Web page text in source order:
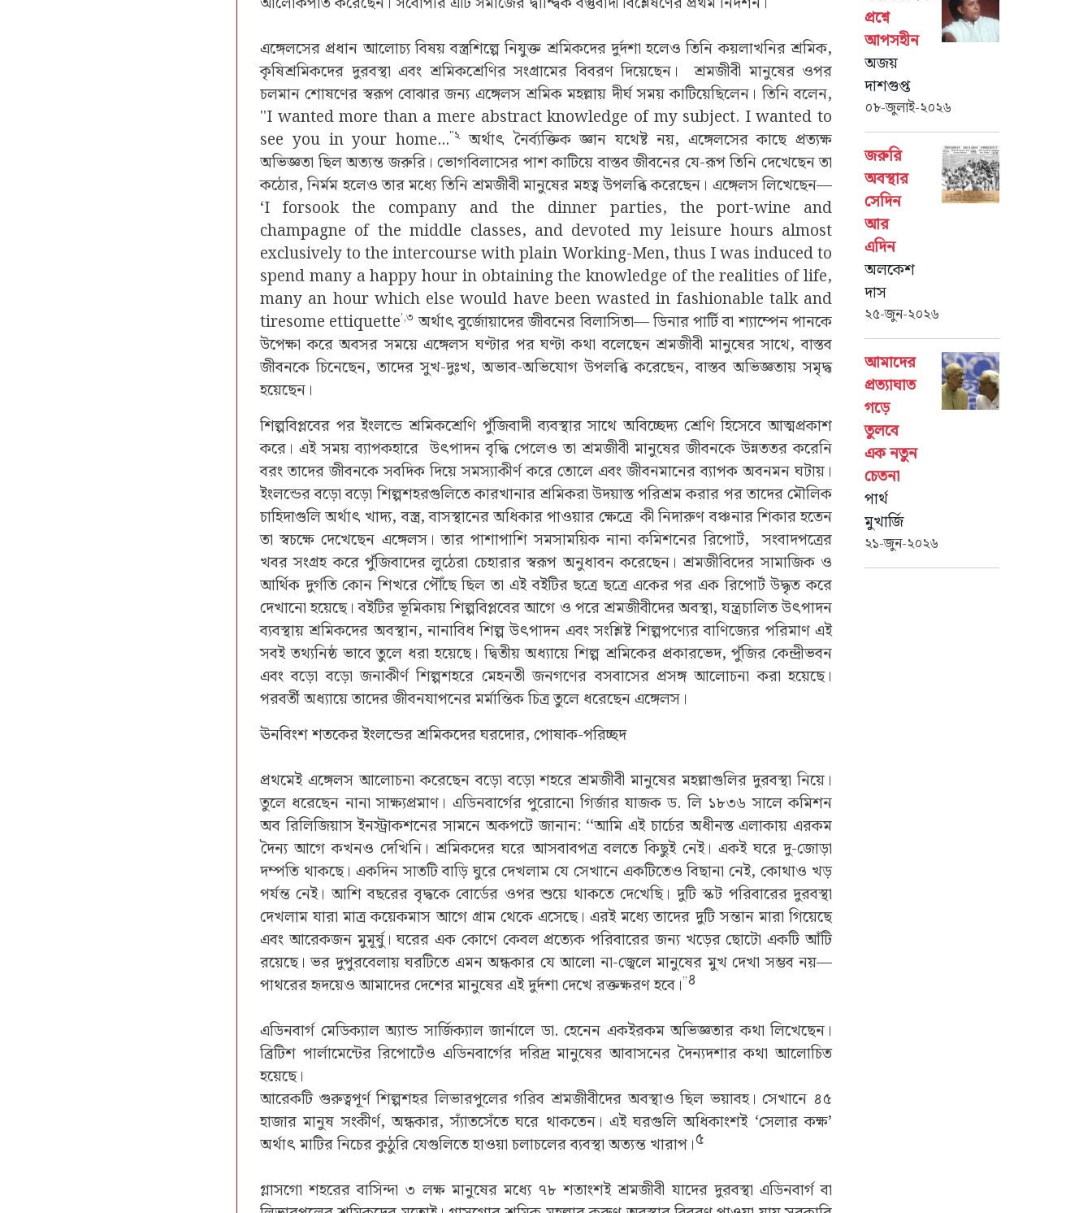
এঙ্গেলসের প্রধান আলোচ্য বিষয় বস্ত্রশিল্পে নিযুক্ত শ্রমিকদের দুর্দশা হলেও তিনি কয়লাখনির শ্রমিক,
কৃষিশ্রমিকদের দুরবস্থা এবং শ্রমিকশ্রেণির সংগ্রামের বিবরণ দিয়েছেন। শ্রমজীবী মানুষের ওপর
চলমান শোষণের স্বরূপ বোঝার জন্য এঙ্গেলস শ্রমিক মহল্লায় দীর্ঘ সময় কাটিয়েছিলেন। তিনি বলেন,
''I wanted more than a mere abstract knowledge of my subject. I wanted to
see you in your home..."২অর্থাৎ নৈর্ব্যক্তিক জ্ঞান যথেষ্ট নয়, এঙ্গেলসের কাছে প্রত্যক্ষ
অভিজ্ঞতা ছিল অত্যন্ত জরুরি। ভোগবিলাসের পাশ কাটিয়ে বাস্তব জীবনের যে-রূপ তিনি দেখেছেন তা
কঠোর, নির্মম হলেও তার মধ্যে তিনি শ্রমজীবী মানুষের মহত্ব উপলব্ধি করেছেন। এঙ্গেলস লিখেছেন—
‘I forsook the company and the dinner parties, the port-wine and
champagne of the middle classes, and devoted my leisure hours almost
exclusively to the intercourse with plain Working-Men, thus I was induced to
spend many a happy hour in obtaining the knowledge of the realities of life,
many an hour which else would have been wasted in fashionable talk and
tiresome ettiquette’,৩ অর্থাৎ বুর্জোয়াদের জীবনের বিলাসিতা— ডিনার পার্টি বা শ্যাম্পেন পানকে
উপেক্ষা করে অবসর সময়ে এঙ্গেলস ঘণ্টার পর ঘণ্টা কথা বলেছেন শ্রমজীবী মানুষের সাথে, বাস্তব
জীবনকে চিনেছেন, তাদের সুখ-দুঃখ, অভাব-অভিযোগ উপলব্ধি করেছেন, বাস্তব অভিজ্ঞতায় সমৃদ্ধ
হয়েছেন।
শিল্পবিপ্লবের পর ইংলন্ডে শ্রমিকশ্রেণি পুঁজিবাদী ব্যবস্থার সাথে অবিচ্ছেদ্য শ্রেণি হিসেবে আত্মপ্রকাশ
করে। এই সময় ব্যাপকহারে উৎপাদন বৃদ্ধি পেলেও তা শ্রমজীবী মানুষের জীবনকে উন্নততর করেনি
বরং তাদের জীবনকে সবদিক দিয়ে সমস্যাকীর্ণ করে তোলে এবং জীবনমানের ব্যাপক অবনমন ঘটায়।
ইংলন্ডের বড়ো বড়ো শিল্পশহরগুলিতে কারখানার শ্রমিকরা উদয়াস্ত পরিশ্রম করার পর তাদের মৌলিক
চাহিদাগুলি অর্থাৎ খাদ্য, বস্ত্র, বাসস্থানের অধিকার পাওয়ার ক্ষেত্রে কী নিদারুণ বঞ্চনার শিকার হতেন
তা স্বচক্ষে দেখেছেন এঙ্গেলস। তার পাশাপাশি সমসাময়িক নানা কমিশনের রিপোর্ট, সংবাদপত্রের
খবর সংগ্রহ করে পুঁজিবাদের লুঠেরা চেহারার স্বরূপ অনুধাবন করেছেন। শ্রমজীবিদের সামাজিক ও
আর্থিক দুর্গতি কোন শিখরে পৌঁছে ছিল তা এই বইটির ছত্রে ছত্রে একের পর এক রিপোর্ট উদ্ধৃত করে
দেখানো হয়েছে। বইটির ভূমিকায় শিল্পবিপ্লবের আগে ও পরে শ্রমজীবীদের অবস্থা, যন্ত্রচালিত উৎপাদন
ব্যবস্থায় শ্রমিকদের অবস্থান, নানাবিধ শিল্প উৎপাদন এবং সংশ্লিষ্ট শিল্পপণ্যের বাণিজ্যের পরিমাণ এই
সবই তথ্যনিষ্ঠ ভাবে তুলে ধরা হয়েছে। দ্বিতীয় অধ্যায়ে শিল্প শ্রমিকের প্রকারভেদ, পুঁজির কেন্দ্রীভবন
এবং বড়ো বড়ো জনাকীর্ণ শিল্পশহরে মেহনতী জনগণের বসবাসের প্রসঙ্গ আলোচনা করা হয়েছে।
পরবর্তী অধ্যায়ে তাদের জীবনযাপনের মর্মান্তিক চিত্র তুলে ধরেছেন এঙ্গেলস।
ঊনবিংশ শতকের ইংলন্ডের শ্রমিকদের ঘরদোর, পোষাক-পরিচ্ছদ
প্রথমেই এঙ্গেলস আলোচনা করেছেন বড়ো বড়ো শহরে শ্রমজীবী মানুষের মহল্লাগুলির দুরবস্থা নিয়ে।
তুলে ধরেছেন নানা সাক্ষ্যপ্রমাণ। এডিনবার্গের পুরোনো গির্জার যাজক ড. লি ১৮৩৬ সালে কমিশন
অব রিলিজিয়াস ইনস্ট্রাকশনের সামনে অকপটে জানান: ‘‘আমি এই চার্চের অধীনস্ত এলাকায় এরকম
দৈন্য আগে কখনও দেখিনি। শ্রমিকদের ঘরে আসবাবপত্র বলতে কিছুই নেই। একই ঘরে দু-জোড়া
দম্পতি থাকছে। একদিন সাতটি বাড়ি ঘুরে দেখলাম যে সেখানে একটিতেও বিছানা নেই, কোথাও খড়
পর্যন্ত নেই। আশি বছরের বৃদ্ধকে বোর্ডের ওপর শুয়ে থাকতে দে‍‌খেছি। দুটি স্কট পরিবারের দুরবস্থা
দেখলাম যারা মাত্র কয়েকমাস আগে গ্রাম থেকে এসেছে। এরই মধ্যে তাদের দুটি সন্তান মারা গিয়েছে
এবং আরেকজন মুমূর্ষু। ঘরের এক কোণে কেবল প্রত্যেক পরিবারের জন্য খড়ের ছোটো একটি আঁটি
রয়েছে। ভর দুপুরবেলায় ঘরটিতে এমন অন্ধকার যে আলো না-জ্বেলে মানুষের মুখ দেখা সম্ভব নয়—
পাথরের হৃদয়েও আমাদের দেশের মানুষের এই দুর্দশা দেখে রক্তক্ষরণ হবে।’’৪
এডিনবার্গ মেডিক্যাল অ্যান্ড সার্জিক্যাল জার্নালে ডা. হেনেন একইরকম অভিজ্ঞতার কথা লিখেছেন।
ব্রিটিশ পার্লা‍মেন্টের রিপোর্টেও এডিনবার্গের দরিদ্র মানুষের আবাসনের দৈন্যদশার কথা আলোচিত
হয়েছে।
আরেকটি গুরুত্বপূর্ণ শিল্পশহর লিভারপুলের গরিব শ্রমজীবীদের অবস্থাও ছিল ভয়াবহ। সেখানে ৪৫
হাজার মানুষ সংকীর্ণ, অন্ধকার, স্যাঁতসেঁতে ঘরে থাকতেন। এই ঘরগুলি অধিকাংশই ‘সেলার কক্ষ’
অর্থাৎ মাটির নিচের কুঠুরি যেগুলিতে হাওয়া চলাচলের ব্যবস্থা অত্যন্ত খারাপ।৫
গ্লাসগো শহরের বাসিন্দা ৩ লক্ষ মানুষের মধ্যে ৭৮ শতাংশই শ্রমজীবী যাদের দুরবস্থা এডিনবার্গ বা
প্রশ্নে
আপসহীন
অজয়
দাশগুপ্ত
০৮-জুলাই-২০২৬
জরুরি
অবস্থার
সেদিন
আর
এদিন
অলকেশ
দাস
২৫-জুন-২০২৬
আমাদের
প্রত্যাঘাত
গড়ে
তুলবে
এক নতুন
চেতনা
পার্থ
মুখার্জি
২১-জুন-২০২৬